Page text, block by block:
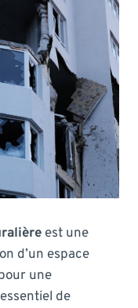
est une
d’un espace
une
de